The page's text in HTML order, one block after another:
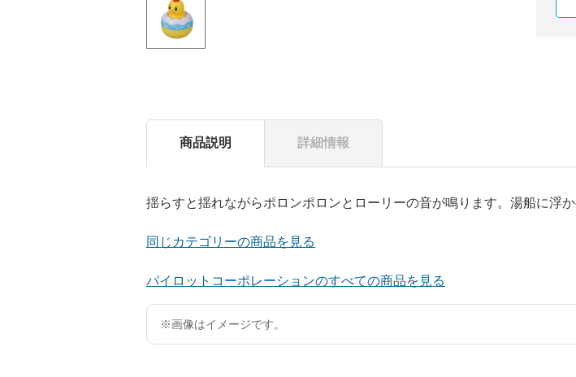
商品説明 詳細情報
揺らすと揺れながらポロンポロンとローリーの音が鳴ります。湯船に浮か
同じカテゴリーの商品を見る
パイロットコーポレーションのすべての商品を見る
※画像はイメージです。